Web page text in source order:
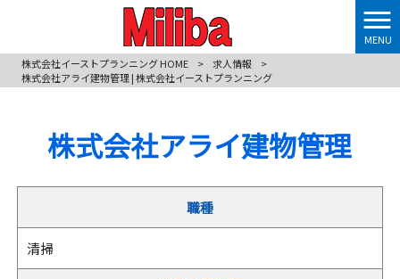
MENU
株式会社イーストプランニング HOME
> 求人情報
>
株式会社アライ建物管理 | 株式会社イーストプランニング
株式会社アライ建物管理
職種
清掃